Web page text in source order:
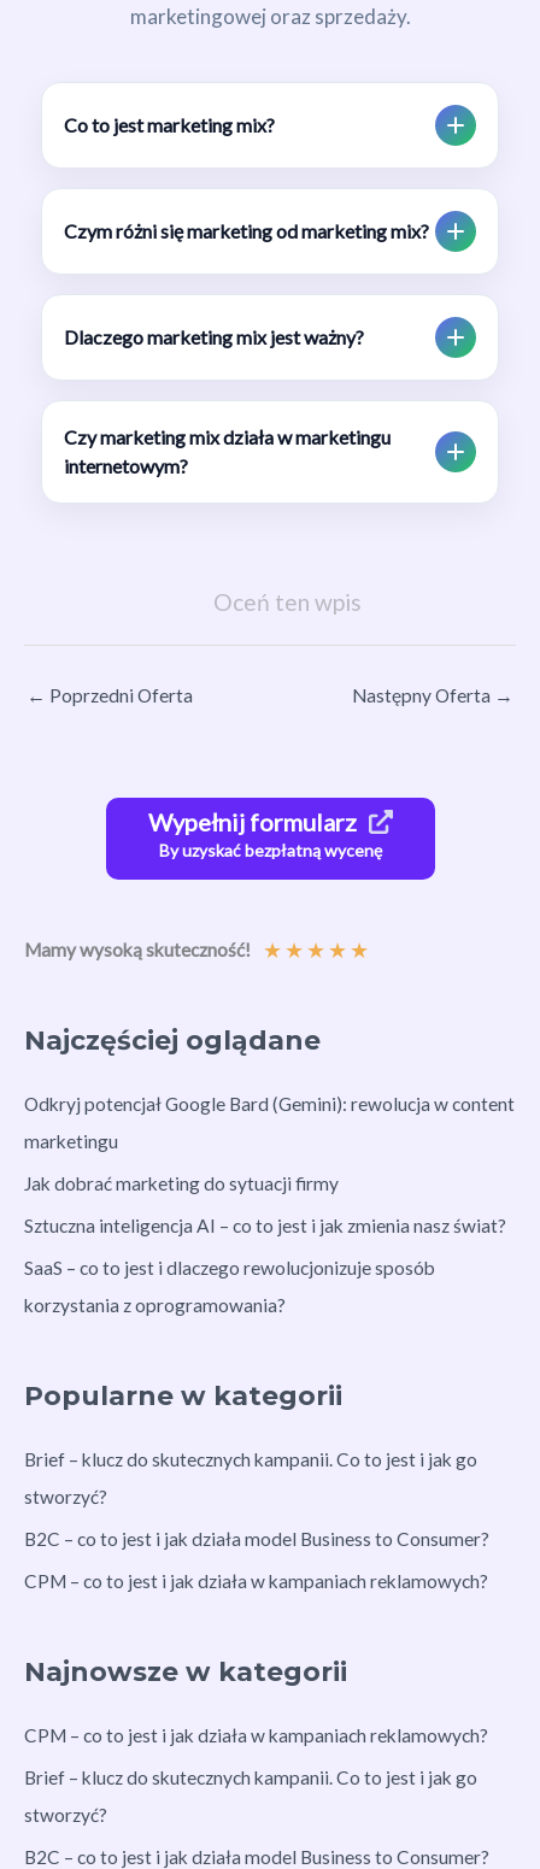
marketingowej oraz sprzedaży.
Co to jest marketing mix?
Czym różni się marketing od marketing mix?
Dlaczego marketing mix jest ważny?
Czy marketing mix działa w marketingu
internetowym?
Oceń ten wpis
← Poprzedni Oferta Następny Oferta →
Wypełnij formularz
By uzyskać bezpłatną wycenę
Mamy wysoką skuteczność! ★★★★★
Najczęściej oglądane
Odkryj potencjał Google Bard (Gemini): rewolucja w content
marketingu
Jak dobrać marketing do sytuacji firmy
Sztuczna inteligencja AI – co to jest i jak zmienia nasz świat?
SaaS – co to jest i dlaczego rewolucjonizuje sposób
korzystania z oprogramowania?
Popularne w kategorii
Brief – klucz do skutecznych kampanii. Co to jest i jak go
stworzyć?
B2C – co to jest i jak działa model Business to Consumer?
CPM – co to jest i jak działa w kampaniach reklamowych?
Najnowsze w kategorii
CPM – co to jest i jak działa w kampaniach reklamowych?
Brief – klucz do skutecznych kampanii. Co to jest i jak go
stworzyć?
B2C – co to jest i jak działa model Business to Consumer?